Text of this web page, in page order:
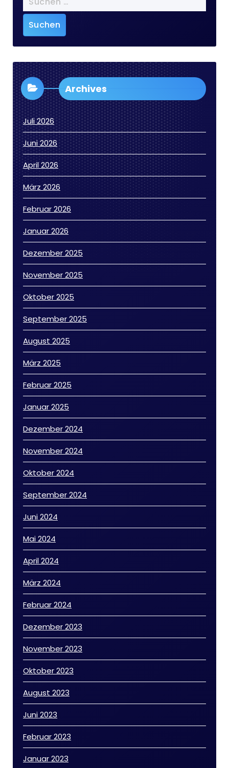
nach:
Archives
Juli 2026
Juni 2026
April 2026
März 2026
Februar 2026
Januar 2026
Dezember 2025
November 2025
Oktober 2025
September 2025
August 2025
März 2025
Februar 2025
Januar 2025
Dezember 2024
November 2024
Oktober 2024
September 2024
Juni 2024
Mai 2024
April 2024
März 2024
Februar 2024
Dezember 2023
November 2023
Oktober 2023
August 2023
Juni 2023
Februar 2023
Januar 2023